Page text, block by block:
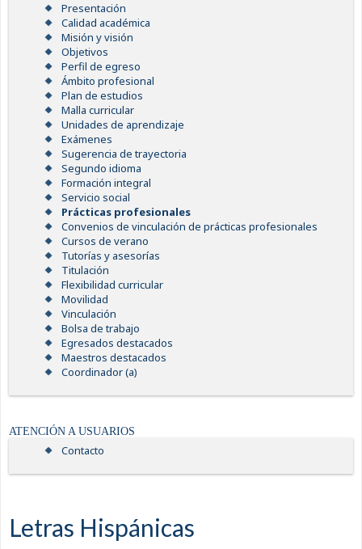
Presentación
Calidad académica
Misión y visión
Objetivos
Perfil de egreso
Ámbito profesional
Plan de estudios
Malla curricular
Unidades de aprendizaje
Exámenes
Sugerencia de trayectoria
Segundo idioma
Formación integral
Servicio social
Prácticas profesionales
Convenios de vinculación de prácticas profesionales
Cursos de verano
Tutorías y asesorías
Titulación
Flexibilidad curricular
Movilidad
Vinculación
Bolsa de trabajo
Egresados destacados
Maestros destacados
Coordinador (a)
ATENCIÓN A USUARIOS
Contacto
Letras Hispánicas